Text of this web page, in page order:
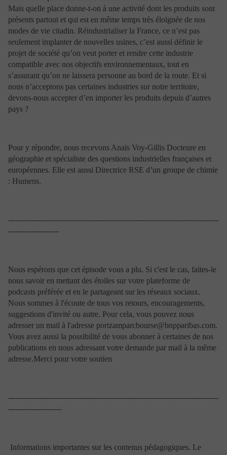
d’instruments financiers ou tout autre produit de gestion
ou d’investissement.
Les informations figurant sur le site de Portzamparc
Gestion sont données à titre indicatif. Elles ne
constituent donc en aucun cas un conseil de placement,
d’ordre juridique, fiscal ou autre, et ne peuvent pas
davantage être considérées comme le fondement d’une
décision d’investissement ou d’une autre décision.
Toute décision d’investissement doit reposer sur un
conseil pertinent, spécifique et professionnel.
Il appartient à toute personne intéressée de vérifier les
informations mises à disposition et d’en faire un usage
désireuse de se procurer un des services ou produits
présentés sur le site Internet est priée de contacter
Portzamparc Gestion, afin de s’informer de la
prospectus simplifié ou le document d’informations clés
pour l’investisseur (DICI) de l’OPC. Ces documents
peuvent être obtenus soit à partir du présent site, soit
directement auprès de la société de gestion de l’OPC
concerné.
Portzamparc Gestion ne peut être tenue pour
responsable des éventuelles erreurs ou imperfections
contenues sur ce site, ou pour les dommages éventuels
résultant de l’utilisation de ces informations ni de
l’utilisation qui pourrait en être faite par quiconque et
sources qu’elle juge fiables, elle ne prétend pas que
toutes les informations ou opinions présentées sur son
attendues sur ce site font défaut, Portzamparc Gestion
Mais quelle place donne-t-on à une activité dont les produits sont
présents partout et qui est en même temps très éloignée de nos
modes de vie citadin. Réindustrialiser la France, ce n’est pas
seulement implanter de nouvelles usines, c’est aussi définir le
projet de société qu’on veut porter et rendre cette industrie
compatible avec nos objectifs environnementaux, tout en
s’assurant qu’on ne laissera personne au bord de la route. Et si
nous n’acceptons pas certaines industries sur notre territoire,
devons-nous accepter d’en importer les produits depuis d’autres
pays ?
Pour y répondre, nous recevons Anaïs Voy-Gillis Docteure en
géographie et spécialiste des questions industrielles françaises et
européennes. Elle est aussi Directrice RSE d’un groupe de chimie
: Humens.
-----------------------------------------------------------------------------------
--------------------
Nous espérons que cet épisode vous a plu. Si c'est le cas, faites-le
nous savoir en mettant des étoiles sur votre plateforme de
podcasts préférée et en le partageant sur les réseaux sociaux.
Nous sommes à l'écoute de tous vos retours, encouragements,
suggestions d'invité ou autre. Pour cela, vous pouvez nous
adresser un mail à l'adresse portzamparcbourse@bnpparibas.com.
Vous avez aussi la possibilité de vous abonner à certaines de nos
publications en nous adressant votre demande par mail à la même
adresse.Merci pour votre soutien
-----------------------------------------------------------------------------------
---------------------
Informations importantes sur les contenus pédagogiques. Le